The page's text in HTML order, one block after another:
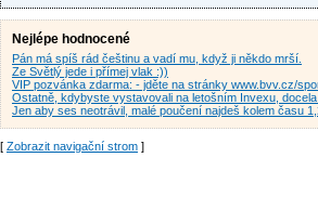
Nejlépe hodnocené
Pán má spíš rád češtinu a vadí mu, když ji někdo mrší.
Ze Světlý jede i přímej vlak :))
VIP pozvánka zdarma: - jděte na stránky www.bvv.cz/
Ostatně, kdybyste vystavovali na letošním Invexu,
Jen aby ses neotrávil, malé poučení najdeš kolem času
[ Zobrazit navigační strom ]